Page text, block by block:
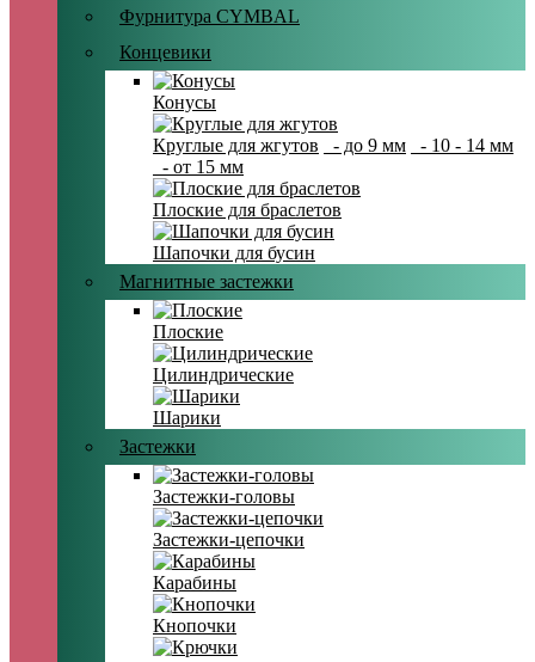
Фурнитура CYMBAL
Концевики
Конусы
Круглые для жгутов - до 9 мм
- 10 - 14 мм
- от 15 мм
Плоские для браслетов
Шапочки для бусин
Магнитные застежки
Плоские
Цилиндрические
Шарики
Застежки
Застежки-головы
Застежки-цепочки
Карабины
Кнопочки